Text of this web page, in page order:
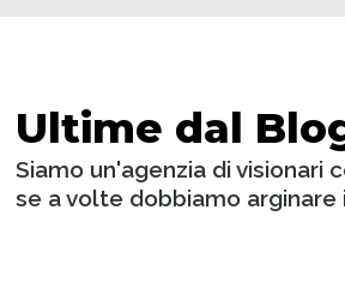
Ultime dal
Siamo un'agenzia di visionari
se a volte dobbiamo